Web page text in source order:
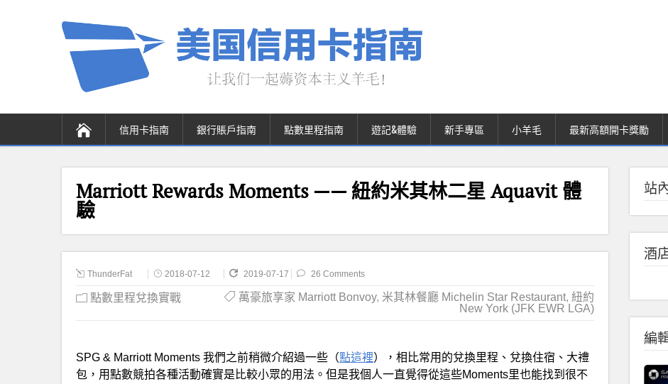
信用卡指南 銀行賬戶指南 點數里程指南 遊記&體驗 新手專區 小羊毛 最新高額開卡獎勵
Marriott Rewards Moments —— 紐約米其林二星 Aquavit 體
驗
ThunderFat 2018-07-12 2019-07-17 26 Comments
點數里程兌換實戰 萬豪旅享家 Marriott Bonvoy, 米其林餐廳 Michelin Star Restaurant, 紐約
New York (JFK EWR LGA)
SPG & Marriott Moments 我們之前稍微介紹過一些（點這裡），相比常用的兌換里程、兌換住宿、大禮
包，用點數競拍各種活動確實是比較小眾的用法。但是我個人一直覺得從這些Moments里也能找到很不
站
酒
編